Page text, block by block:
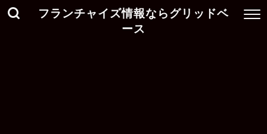
フランチャイズ情報ならグリッドベ
ース